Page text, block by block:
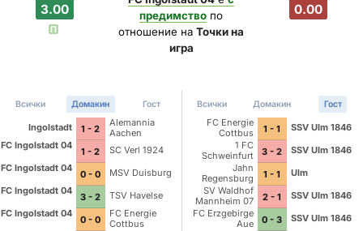
3.00
П
предимство по
отношение наТочки на
игра
0.00
Всички Домакин Гост
Ingolstadt 1 - 2
Alemannia
Aachen
FC Ingolstadt 04
1 - 2
SC Verl 1924
FC Ingolstadt 04
0 - 0
MSV Duisburg
FC Ingolstadt 04
3 - 2
TSV Havelse
FC Ingolstadt 04
0 - 0
FC Energie
Cottbus
Всички Домакин Гост
FC Energie
Cottbus
1 - 1
SSV Ulm 1846
1 FC
Schweinfurt
1905
3 - 2
SSV Ulm 1846
Jahn
Regensburg
1 - 1
Ulm
SV Waldhof
Mannheim 07
2 - 1
SSV Ulm 1846
FC Erzgebirge
Aue
0 - 3
SSV Ulm 1846